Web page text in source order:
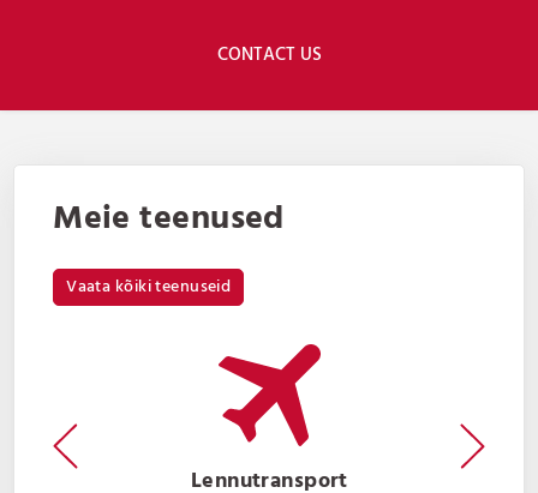
Meie teenused
Vaata kõiki teenuseid
Meretransport